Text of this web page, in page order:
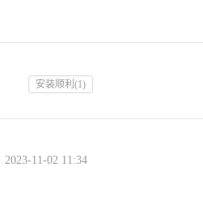
安装顺利 (1)
2023-11-02 11:34